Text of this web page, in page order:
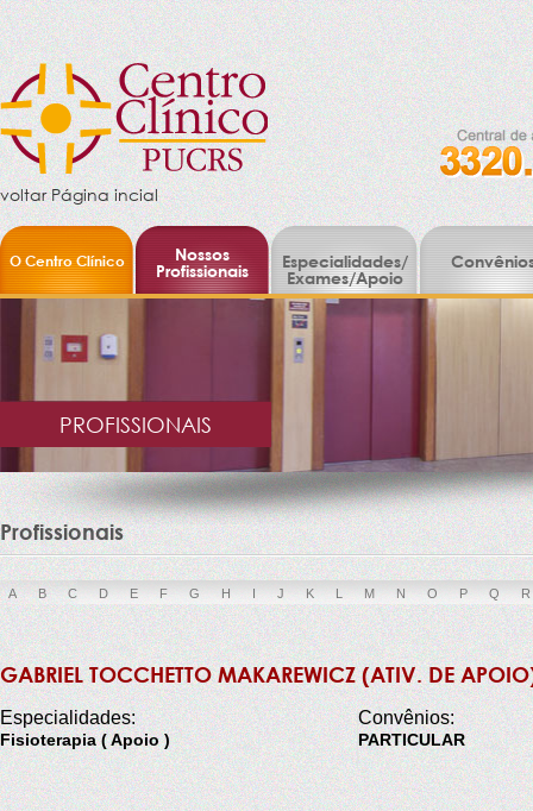
voltar Página incial
O Centro Clínico
Nossos
Profissionais
Especialidades/
Exames/Apoio
PROFISSIONAIS
Profissionais
A B C D E F G H I J K L M N O P Q R
GABRIEL TOCCHETTO MAKAREWICZ (ATIV. DE
Especialidades:
Fisioterapia ( Apoio )
Convênios:
PARTICULAR